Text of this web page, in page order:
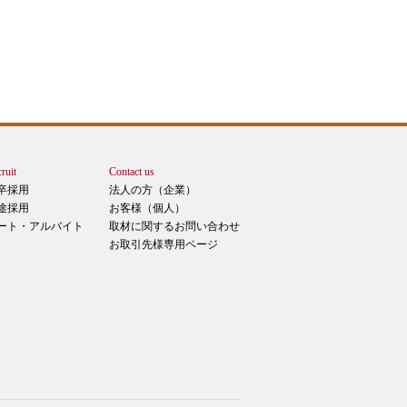
採用
採用
ト・アルバイト
Contact us
法人の方（企業）
お客様（個人）
取材に関するお問い合わせ
お取引先様専用ページ